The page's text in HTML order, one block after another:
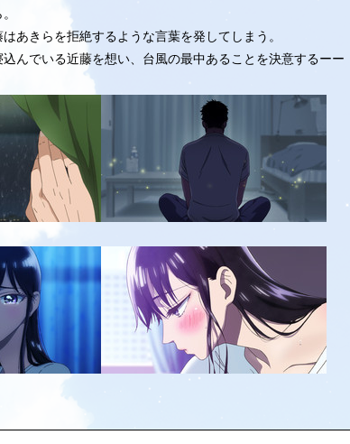
あきらを拒絶するような言葉を発してしまう。
んでいる近藤を想い、台風の最中あることを決意するーー